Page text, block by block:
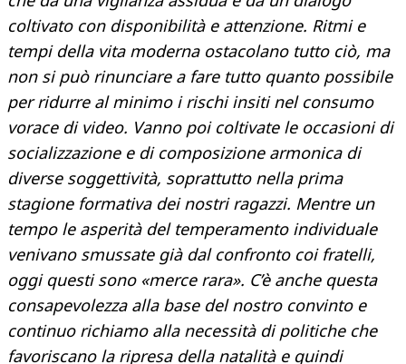
coltivato con disponibilità e attenzione. Ritmi e
tempi della vita moderna ostacolano tutto ciò, ma
non si può rinunciare a fare tutto quanto possibile
per ridurre al minimo i rischi insiti nel consumo
vorace di video. Vanno poi coltivate le occasioni di
socializzazione e di composizione armonica di
diverse soggettività, soprattutto nella prima
stagione formativa dei nostri ragazzi. Mentre un
tempo le asperità del temperamento individuale
venivano smussate già dal confronto coi fratelli,
oggi questi sono «merce rara». C’è anche questa
consapevolezza alla base del nostro convinto e
continuo richiamo alla necessità di politiche che
favoriscano la ripresa della natalità e quindi